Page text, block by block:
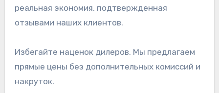
реальная экономия, подтвержденная
отзывами наших клиентов.
Избегайте наценок дилеров. Мы предлагаем
прямые цены без дополнительных комиссий и
накруток.